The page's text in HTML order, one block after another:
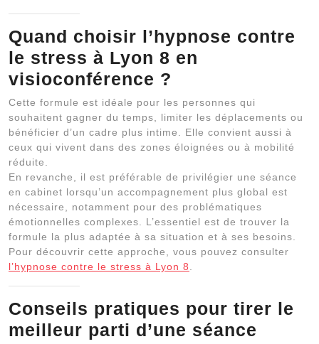
Quand choisir l’hypnose contre
le stress à Lyon 8 en
visioconférence ?
Cette formule est idéale pour les personnes qui
souhaitent gagner du temps, limiter les déplacements ou
bénéficier d’un cadre plus intime. Elle convient aussi à
ceux qui vivent dans des zones éloignées ou à mobilité
réduite.
En revanche, il est préférable de privilégier une séance
en cabinet lorsqu’un accompagnement plus global est
nécessaire, notamment pour des problématiques
émotionnelles complexes. L’essentiel est de trouver la
formule la plus adaptée à sa situation et à ses besoins.
Pour découvrir cette approche, vous pouvez consulter
l’hypnose contre le stress à Lyon 8
Conseils pratiques pour tirer le
meilleur parti d’une séance